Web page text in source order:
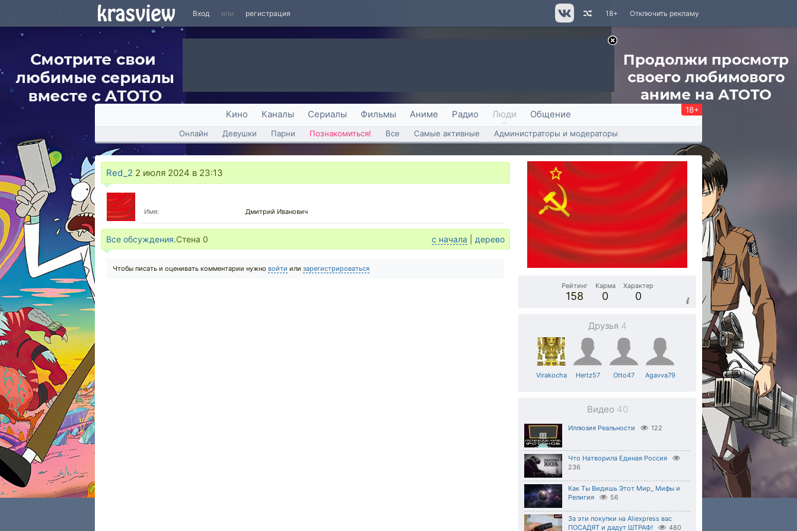
Вход или регистрация Отключить рекламу
18+
Кино Каналы Сериалы Фильмы Аниме Радио Люди Общение 18+
Онлайн Девушки Парни Познакомиться! Все Самые активные Администраторы и модераторы
Red_2 2 июля 2024 в 23:13
Имя: Дмитрий Иванович
Все обсуждения.Стена 0 с начала дерево
Чтобы писать и оценивать комментарии нужно войти или зарегистрироваться
Рейтинг
158
Карма
0
Характер
0
Друзья 4
Virakocha Hertz57 Otto47 Agavva79
Видео 40
Иллюзия Реальности 122
Что Натворила Единая Россия
236
Как Ты Видишь Этот Мир_ Мифы и
Религия
56
За эти покупки на Aliexpress вас
ПОСАДЯТ и дадут ШТРАФ!
480